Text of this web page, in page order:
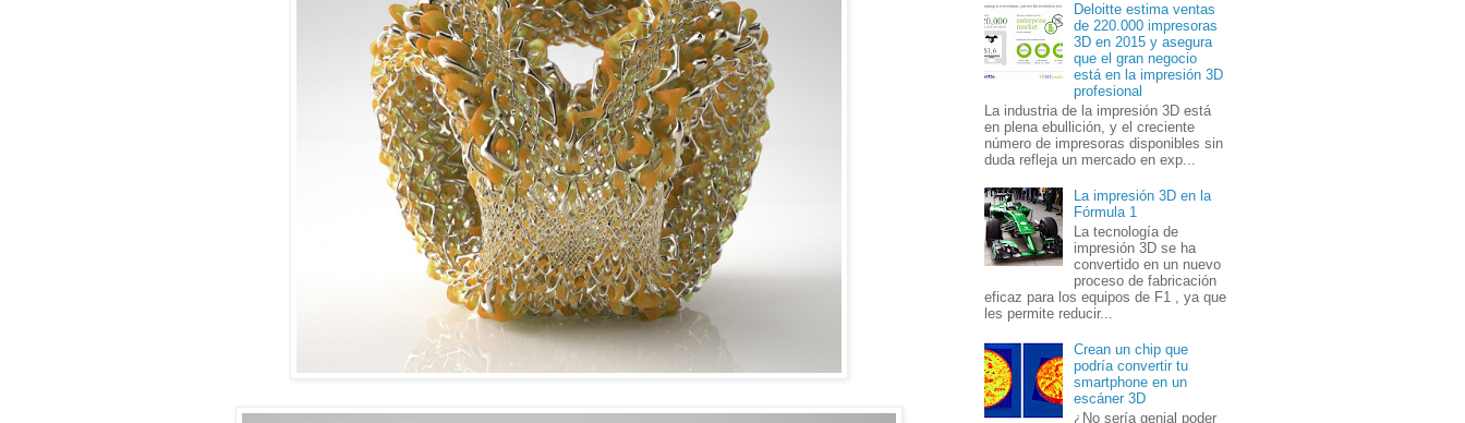
Deloitte estima ventas
de 220.000 impresoras
3D en 2015 y asegura
que el gran negocio
está en la impresión 3D
profesional
La industria de la impresión 3D está
en plena ebullición, y el creciente
número de impresoras disponibles sin
duda refleja un mercado en exp...
La impresión 3D en la
Fórmula 1
La tecnología de
impresión 3D se ha
convertido en un nuevo
proceso de fabricación
eficaz para los equipos de F1 , ya que
les permite reducir...
Crean un chip que
podría convertir tu
smartphone en un
escáner 3D
¿No sería genial poder